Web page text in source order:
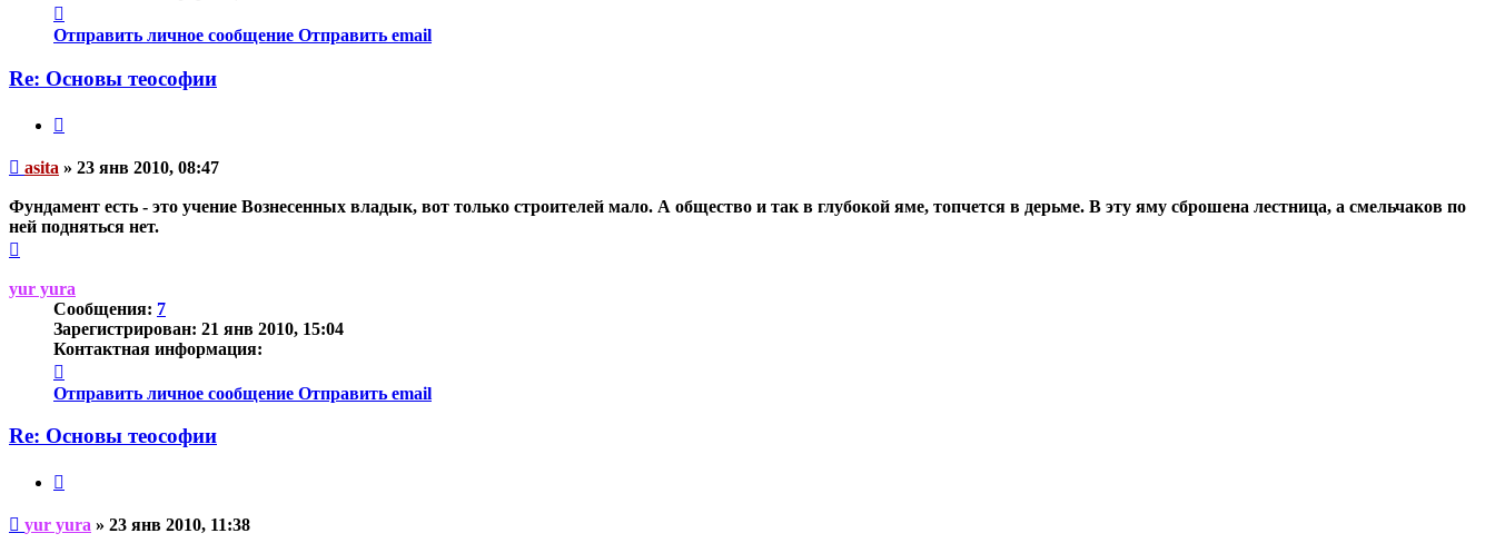
информация
пользователя
Отправить личное сообщение Отправить email
Re: Основы теософии
Непрочитанное
asita » 23 янв 2010, 08:47
Фундамент есть - это учение Вознесенных владык, вот только строителей мало. А общество и так в глубокой яме, топчется в дерьме. В эту яму сброшена лестница, а смельчаков по
ней подняться нет.
началу
yur yura
Сообщения: 7
Зарегистрирован: 21 янв 2010, 15:04
Контактная информация:
информация
пользователя
yura
Отправить личное сообщение Отправить email
Re: Основы теософии
Непрочитанное
сообщение
yur yura » 23 янв 2010, 11:38